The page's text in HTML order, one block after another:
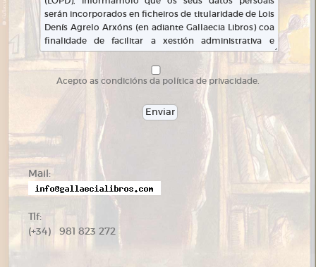
Acepto as condicións da política de privacidade.
Mail:
Tlf:
(+34) 981 823 272